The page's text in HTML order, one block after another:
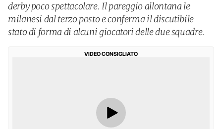
derby poco spettacolare. Il pareggio allontana le
milanesi dal terzo posto e conferma il discutibile
stato di forma di alcuni giocatori delle due squadre.
VIDEO CONSIGLIATO